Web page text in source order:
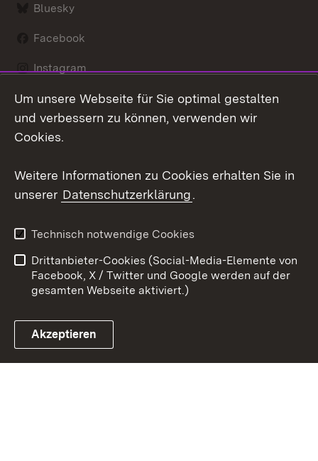
Bluesky
Facebook
Instagram
LinkedIn
Link zum Landesportal
Datenschutz
Barrierefreiheit
Impressum
Cookies
Um unsere Webseite für Sie optimal gestalten
und verbessern zu können, verwenden wir
Cookies.
Weitere Informationen zu Cookies erhalten Sie in
unserer Datenschutzerklärung.
Technisch notwendige Cookies
Drittanbieter-Cookies (Social-Media-Elemente von
Facebook, X / Twitter und Google werden auf der
gesamten Webseite aktiviert.)
Akzeptieren